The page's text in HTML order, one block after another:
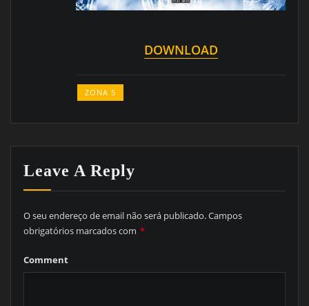
DOWNLOAD
ZONA 5
Leave A Reply
O seu endereço de email não será publicado.Campos
obrigatórios marcados com *
Comment